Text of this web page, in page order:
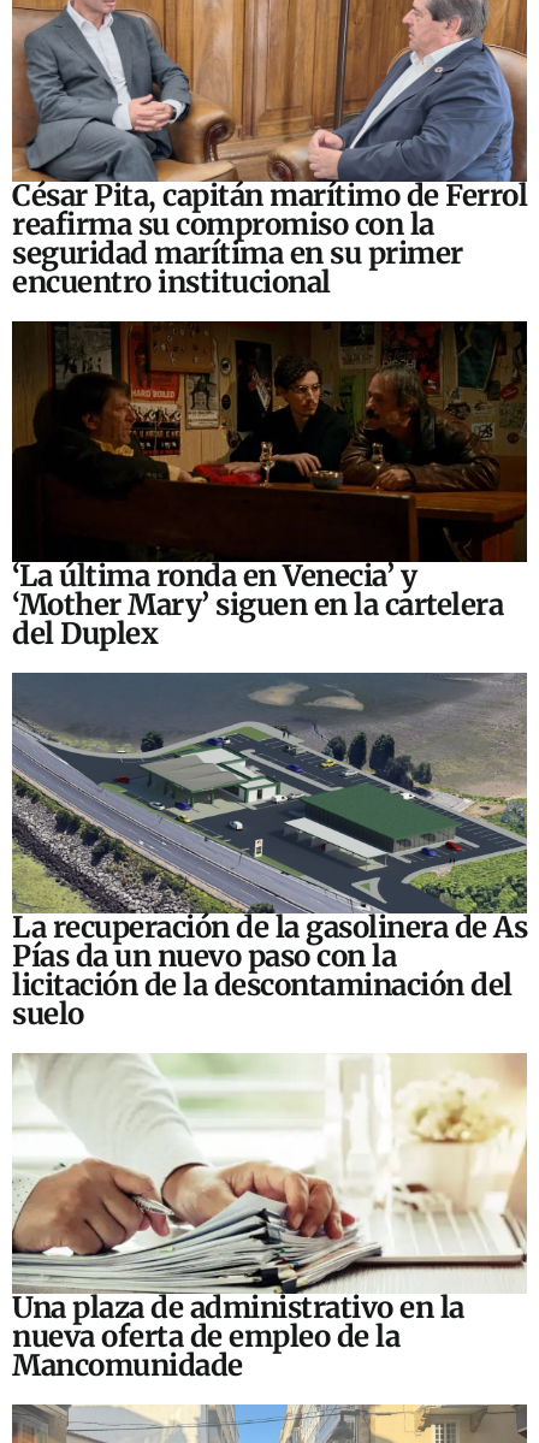
César Pita, capitán marítimo de Ferrol
reafirma su compromiso con la
seguridad marítima en su primer
encuentro institucional
‘La última ronda en Venecia’ y
‘Mother Mary’ siguen en la cartelera
del Duplex
La recuperación de la gasolinera de As
Pías da un nuevo paso con la
licitación de la descontaminación del
suelo
Una plaza de administrativo en la
nueva oferta de empleo de la
Mancomunidade